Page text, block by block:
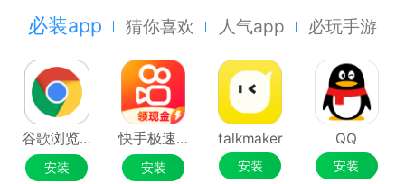
必装app 猜你喜欢 人气app 必玩手游
谷歌浏览器Google Chrome
安装
快手极速版
安装
talkmaker
安装
QQ
安装